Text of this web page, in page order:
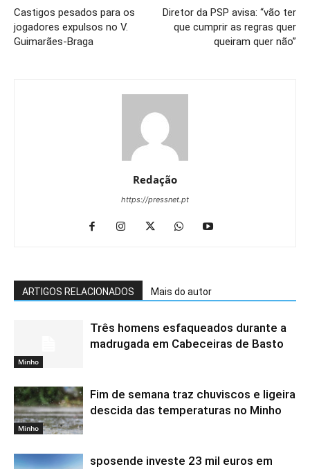
Castigos pesados para os
jogadores expulsos no V.
Guimarães-Braga
Diretor da PSP avisa: “vão ter
que cumprir as regras quer
queiram quer não”
Redação
https://pressnet.pt
ARTIGOS RELACIONADOS Mais do autor
Minho
Três homens esfaqueados durante a
madrugada em Cabeceiras de Basto
Minho
Fim de semana traz chuviscos e ligeira
descida das temperaturas no Minho
sposende investe 23 mil euros em